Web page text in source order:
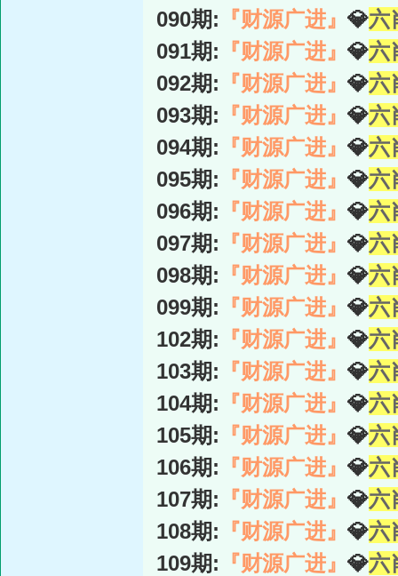
090期: 『财源广进』 💎六
091期: 『财源广进』 💎六
092期: 『财源广进』 💎六
093期: 『财源广进』 💎六
094期: 『财源广进』 💎六
095期: 『财源广进』 💎六
096期: 『财源广进』 💎六
097期: 『财源广进』 💎六
098期: 『财源广进』 💎六
099期: 『财源广进』 💎六
102期: 『财源广进』 💎六
103期: 『财源广进』 💎六
104期: 『财源广进』 💎六
105期: 『财源广进』 💎六
106期: 『财源广进』 💎六
107期: 『财源广进』 💎六
108期: 『财源广进』 💎六
109期: 『财源广进』 💎六